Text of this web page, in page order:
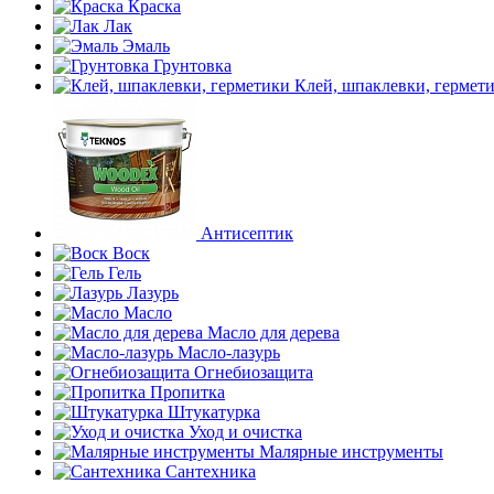
Краска
Лак
Эмаль
Грунтовка
Клей, шпаклевки,
Антисептик
Воск
Гель
Лазурь
Масло
Масло для дерева
Масло-лазурь
Огнебиозащита
Пропитка
Штукатурка
Уход и очистка
Малярные инструменты
Сантехника